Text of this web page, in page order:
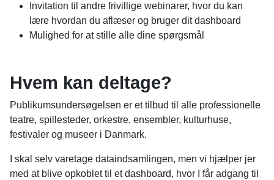
Invitation til andre frivillige webinarer, hvor du kan
lære hvordan du aflæser og bruger dit dashboard
Mulighed for at stille alle dine spørgsmål
Hvem kan deltage?
Publikumsundersøgelsen er et tilbud til alle professionelle
teatre, spillesteder, orkestre, ensembler, kulturhuse,
festivaler og museer i Danmark.
I skal selv varetage dataindsamlingen, men vi hjælper jer
med at blive opkoblet til et dashboard, hvor I får adgang til